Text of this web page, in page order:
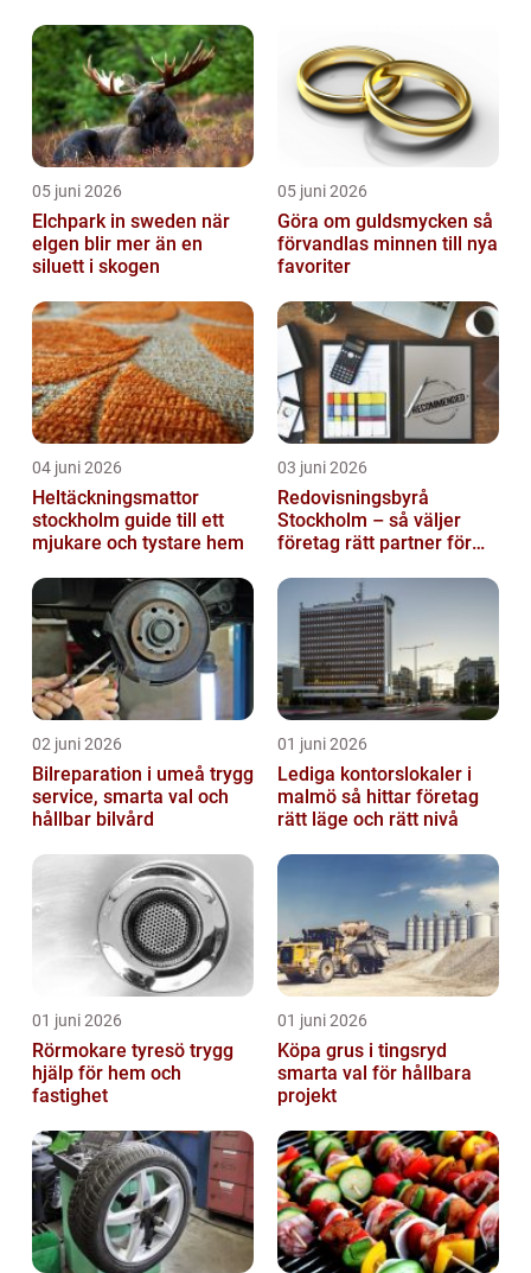
05 juni 2026
Elchpark in sweden när
elgen blir mer än en
siluett i skogen
05 juni 2026
Göra om guldsmycken så
förvandlas minnen till nya
favoriter
04 juni 2026
Heltäckningsmattor
stockholm guide till ett
mjukare och tystare hem
03 juni 2026
Redovisningsbyrå
Stockholm – så väljer
företag rätt partner för
02 juni 2026
Bilreparation i umeå trygg
service, smarta val och
hållbar bilvård
01 juni 2026
Lediga kontorslokaler i
malmö så hittar företag
rätt läge och rätt nivå
01 juni 2026
Rörmokare tyresö trygg
hjälp för hem och
fastighet
01 juni 2026
Köpa grus i tingsryd
smarta val för hållbara
projekt